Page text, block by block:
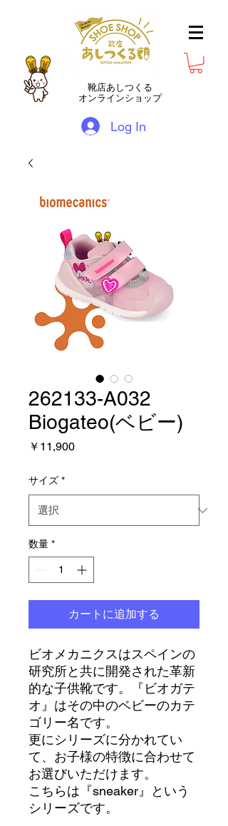
靴店あしつくる
オンラインショップ
Log In
262133-A032
Biogateo(ベビー)
￥11,900価
サイズ *
数量 *
カートに追加する
ビオメカニクスはスペインの
研究所と共に開発された革新
的な子供靴です。『ビオガテ
オ』はその中のベビーのカテ
ゴリー名です。
更にシリーズに分かれてい
て、お子様の特徴に合わせて
お選びいただけます。
こちらは『sneaker』という
シリーズです。